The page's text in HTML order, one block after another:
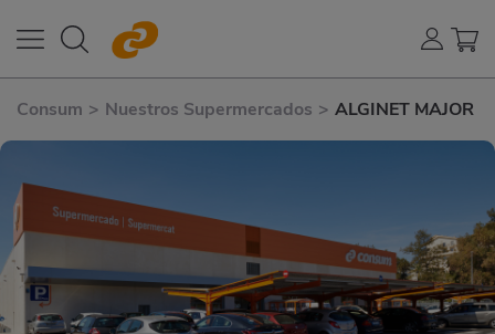
Consum > Nuestros Supermercados > ALGINET MAJOR